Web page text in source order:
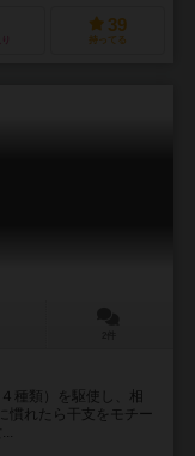
39
持ってる
種類）を駆使し、相
慣れたら干支をモチー